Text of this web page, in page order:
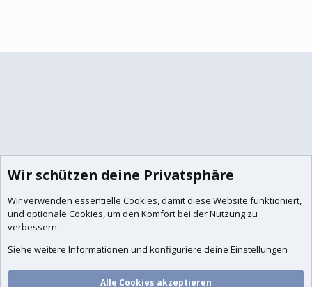
Wir schützen deine Privatsphäre
Wir verwenden essentielle Cookies, damit diese Website funktioniert,
und optionale Cookies, um den Komfort bei der Nutzung zu
verbessern.
Siehe weitere Informationen und konfiguriere deine Einstellungen
Alle Cookies akzeptieren